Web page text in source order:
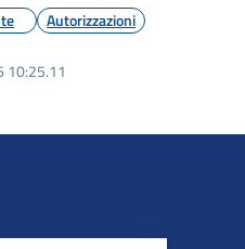
Autorizzazioni